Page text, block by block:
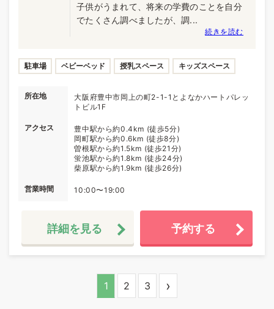
子供がうまれて、将来の学費のことを自分
でたくさん調べましたが、調...
続きを読む
駐車場 ベビーベッド 授乳スペース キッズスペース
所在地
大阪府豊中市岡上の町2-1-1とよなかハートパレッ
トビル1F
アクセス
豊中駅から約0.4km (徒歩5分)
岡町駅から約0.6km (徒歩8分)
曽根駅から約1.5km (徒歩21分)
蛍池駅から約1.8km (徒歩24分)
柴原駅から約1.9km (徒歩26分)
営業時間 10:00〜19:00
詳細を見る 予約する
1 2 3 ›